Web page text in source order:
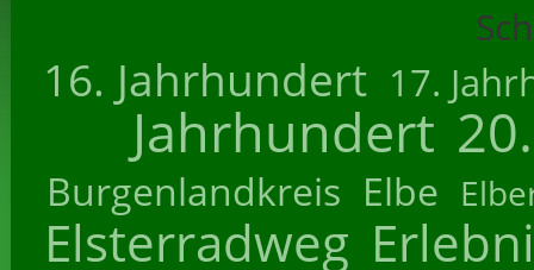
16. Jahrhundert 17.
Jahrhundert
Burgenlandkreis Elbe
Elsterradweg